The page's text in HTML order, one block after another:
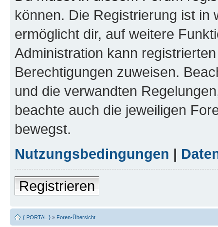
können. Die Registrierung ist in
ermöglicht dir, auf weitere
Administration kann
Berechtigungen zuweisen.
und die verwandten
beachte auch die jeweiligen
bewegst.
Nutzungsbedingungen |
Registrieren
{ PORTAL } » Foren-Übersicht